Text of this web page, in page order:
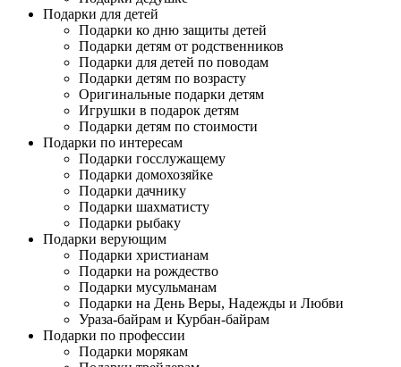
Подарки для детей
Подарки ко дню защиты детей
Подарки детям от родственников
Подарки для детей по поводам
Подарки детям по возрасту
Оригинальные подарки детям
Игрушки в подарок детям
Подарки детям по стоимости
Подарки по интересам
Подарки госслужащему
Подарки домохозяйке
Подарки дачнику
Подарки шахматисту
Подарки рыбаку
Подарки верующим
Подарки христианам
Подарки на рождество
Подарки мусульманам
Подарки на День Веры, Надежды и Любви
Ураза-байрам и Курбан-байрам
Подарки по профессии
Подарки морякам